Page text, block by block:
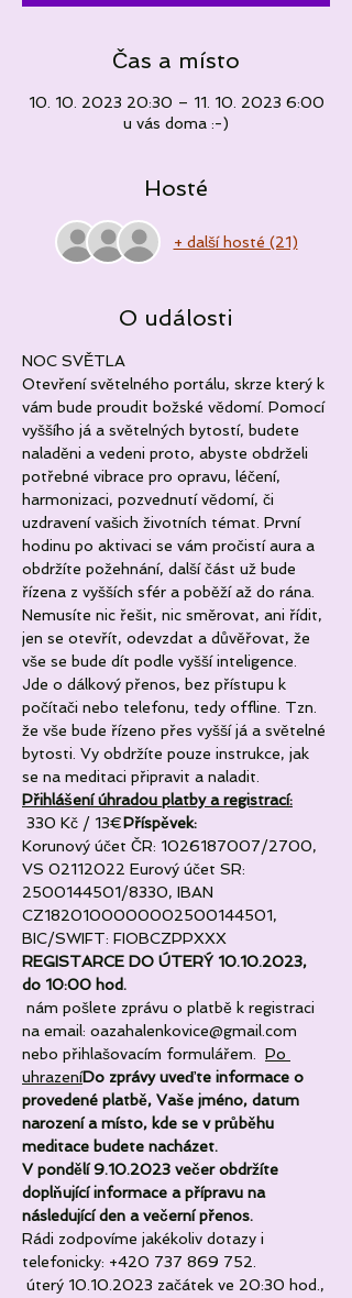
Čas a místo
10. 10. 2023 20:30 – 11. 10. 2023 6:00
u vás doma :-)
Hosté
+ další hosté (21)
O události
NOC SVĚTLA
Otevření světelného portálu, skrze který k
vám bude proudit božské vědomí. Pomocí
vyššího já a světelných bytostí, budete
naladěni a vedeni proto, abyste obdrželi
potřebné vibrace pro opravu, léčení,
harmonizaci, pozvednutí vědomí, či
uzdravení vašich životních témat. První
hodinu po aktivaci se vám pročistí aura a
obdržíte požehnání, další část už bude
řízena z vyšších sfér a poběží až do rána.
Nemusíte nic řešit, nic směrovat, ani řídit,
jen se otevřít, odevzdat a důvěřovat, že
vše se bude dít podle vyšší inteligence.
Jde o dálkový přenos, bez přístupu k
počítači nebo telefonu, tedy offline. Tzn.
že vše bude řízeno přes vyšší já a světelné
bytosti. Vy obdržíte pouze instrukce, jak
se na meditaci připravit a naladit.
Přihlášení úhradou platby a registrací:
330 Kč / 13€Příspěvek:
Korunový účet ČR: 1026187007/2700,
VS 02112022 Eurový účet SR:
2500144501/8330, IBAN
CZ1820100000002500144501,
BIC/SWIFT: FIOBCZPPXXX
REGISTARCE DO ÚTERÝ 10.10.2023,
do 10:00 hod.
nám pošlete zprávu o platbě k registraci
na email: oazahalenkovice@gmail.com
nebo přihlašovacím formulářem.
Po
uhrazeníDo zprávy uveďte informace o
provedené platbě, Vaše jméno, datum
narození a místo, kde se v průběhu
meditace budete nacházet.
V pondělí 9.10.2023 večer obdržíte
doplňující informace a přípravu na
následující den a večerní přenos.
Rádi zodpovíme jakékoliv dotazy i
telefonicky: +420 737 869 752.
úterý 10.10.2023 začátek ve 20:30 hod.,